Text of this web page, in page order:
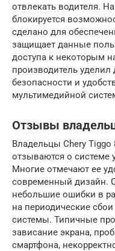
отвлекать водителя.
блокируется
сделано для
защищает данные
доступа к некоторым
производитель
безопасности и
мультимедийной
Отзывы
Владельцы Chery
отзываются о системе
Многие отмечают ее
современный дизайн.
небольшие ошибки в
на периодические
системы. Типичные
зависание экрана,
смартфона,